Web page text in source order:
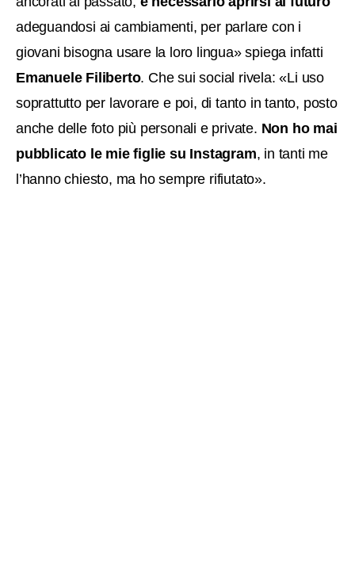
adeguandosi ai cambiamenti, per parlare con i
giovani bisogna usare la loro lingua» spiega infatti
Emanuele Filiberto. Che sui social rivela: «Li uso
soprattutto per lavorare e poi, di tanto in tanto, posto
anche delle foto più personali e private. Non ho mai
pubblicato le mie figlie su Instagram, in tanti me
l’hanno chiesto, ma ho sempre rifiutato».